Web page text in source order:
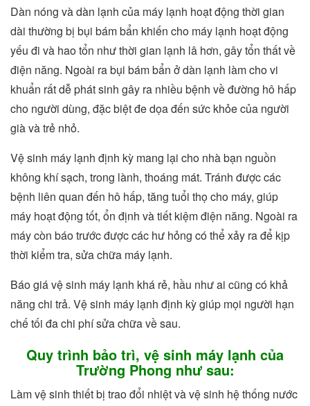
Dàn nóng và dàn lạnh của máy lạnh hoạt động thời gian
dài thường bị bụi bám bẩn khiến cho máy lạnh hoạt động
yếu đi và hao tổn như thời gian lạnh lâ hơn, gây tổn thất về
điện năng. Ngoài ra bụi bám bẩn ở dàn lạnh làm cho vi
khuẩn rất dễ phát sinh gây ra nhiều bệnh về đường hô hấp
cho người dùng, đặc biệt đe dọa đến sức khỏe của người
già và trẻ nhỏ.
Vệ sinh máy lạnh định kỳ mang lại cho nhà bạn nguồn
không khí sạch, trong lành, thoáng mát. Tránh được các
bệnh liên quan đến hô hấp, tăng tuổi thọ cho máy, giúp
máy hoạt động tốt, ổn định và tiết kiệm điện năng. Ngoài ra
máy còn báo trước được các hư hỏng có thể xảy ra để kịp
thời kiểm tra, sửa chữa máy lạnh.
Báo giá vệ sinh máy lạnh khá rẻ, hầu như ai cũng có khả
năng chi trả. Vệ sinh máy lạnh định kỳ giúp mọi người hạn
chế tối đa chi phí sửa chữa về sau.
Quy trình bảo trì, vệ sinh máy lạnh của
Trường Phong như sau:
Làm vệ sinh thiết bị trao đổi nhiệt và vệ sinh hệ thống nước